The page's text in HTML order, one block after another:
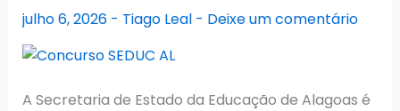
Previdenciário
julho 6, 2026 - Tiago Leal - Deixe um comentário
A Secretaria de Estado da Educação de Alagoas é